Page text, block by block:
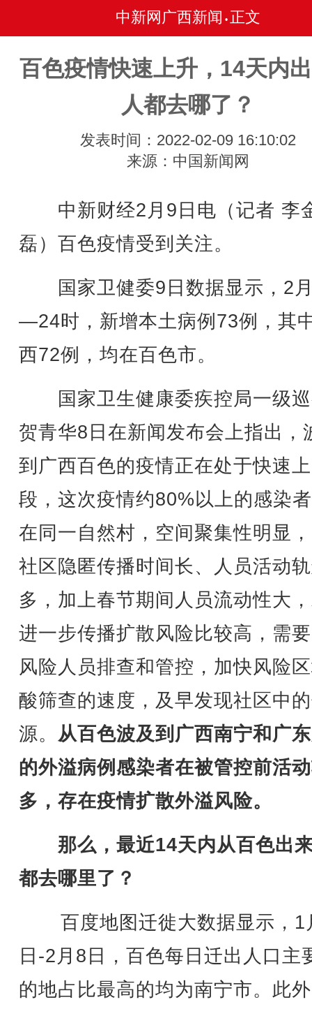
中新网广西新闻 • 正文
百色疫情快速上升，14天内
人都去哪了？
发表时间：2022-02-09 16:10:02
来源：中国新闻网
中新财经2月9日电（记者 李
磊）百色疫情受到关注。
国家卫健委9日数据显示，2
—24时，新增本土病例73例，其
西72例，均在百色市。
国家卫生健康委疾控局一级
贺青华8日在新闻发布会上指出，
到广西百色的疫情正在处于快速
段，这次疫情约80%以上的感染
在同一自然村，空间聚集性明显
社区隐匿传播时间长、人员活动
多，加上春节期间人员流动性大
进一步传播扩散风险比较高，需
风险人员排查和管控，加快风险
酸筛查的速度，及早发现社区中
源。 从百色波及到广西南宁和广
的外溢病例感染者在被管控前活
多，存在疫情扩散外溢风险。
那么，最近14天内从百色出
都去哪里了？
百度地图迁徙大数据显示，1
日-2月8日，百色每日迁出人口主
的地占比最高的均为南宁市。此